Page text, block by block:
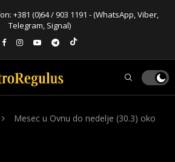
+381 (0)64 / 903 1191 - (WhatsApp, Viber,
Telegram, Signal)
Mesec u Ovnu do nedelje (30.3) oko